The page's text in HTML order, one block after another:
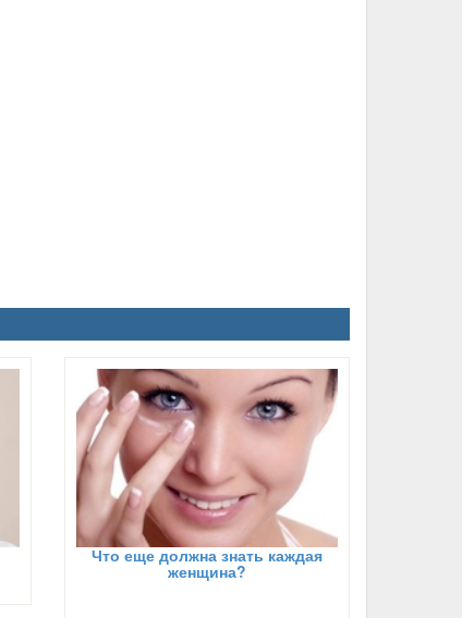
Что еще должна знать каждая
женщина?